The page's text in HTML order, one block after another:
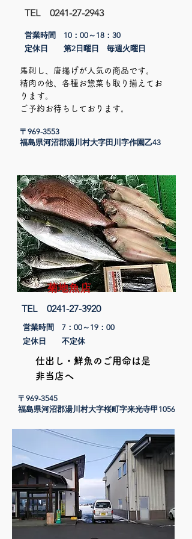
TEL0241-27-2943
営業時間 10：00～18：30
定休日 第2日曜日 毎週火曜日
馬刺し、唐揚げが人気の商品です。
精肉の他、各種お惣菜も取り揃えてお
ります。
​ご予約お待ちしております。
〒969-3553
​福島県河沼郡湯川村大字田川字作園乙43
菊地魚店
​TEL0241-27-3920
営業時間 7：00～19：00​
定休日 不定休
​仕出し・鮮魚のご用命は是
非当店へ
〒969-3545
​福島県河沼郡湯川村大字桜町字来光寺甲1056